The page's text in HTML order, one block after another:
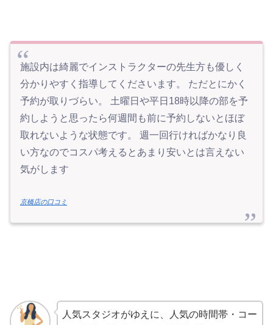
施設内は綺麗でインストラクターの先生方も優しく
分かりやすく指導してくださいます。 ただとにかく
予約が取りづらい。 土曜日や平日18時以降の部を予
約しようと思ったら何週間も前に予約しないとほぼ
取れないような状態です。 週一回行ければかなり良
い方なのでコスパ考えるとあまり安いとは言えない
気がします
京橋店の口コミ
人気スタジオがゆえに、人気の時間帯・コー